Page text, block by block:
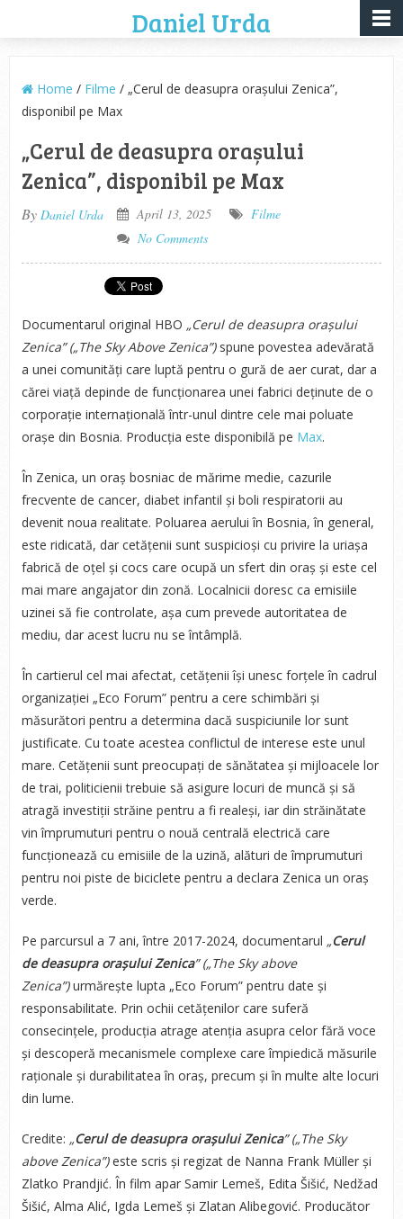
Daniel Urda
Home / Filme / „Cerul de deasupra orașului Zenica”,
disponibil pe Max
„Cerul de deasupra orașului
Zenica”, disponibil pe Max
By Daniel Urda April 13, 2025
Filme
No Comments
Documentarul original HBO „Cerul de deasupra orașului
Zenica” („The Sky Above Zenica”)spune povestea adevărată
a unei comunități care luptă pentru o gură de aer curat, dar a
cărei viață depinde de funcționarea unei fabrici deținute de o
corporație internațională într-unul dintre cele mai poluate
orașe din Bosnia. Producția este disponibilă pe Max.
În Zenica, un oraș bosniac de mărime medie, cazurile
frecvente de cancer, diabet infantil și boli respiratorii au
devenit noua realitate. Poluarea aerului în Bosnia, în general,
este ridicată, dar cetățenii sunt suspicioși cu privire la uriașa
fabrică de oțel și cocs care ocupă un sfert din oraș și este cel
mai mare angajator din zonă. Localnicii doresc ca emisiile
uzinei să fie controlate, așa cum prevede autoritatea de
mediu, dar acest lucru nu se întâmplă.
În cartierul cel mai afectat, cetățenii își unesc forțele în cadrul
organizației „Eco Forum” pentru a cere schimbări și
măsurători pentru a determina dacă suspiciunile lor sunt
justificate. Cu toate acestea conflictul de interese este unul
mare. Cetățenii sunt preocupați de sănătatea și mijloacele lor
de trai, politicienii trebuie să asigure locuri de muncă și să
atragă investiții străine pentru a fi realeși, iar din străinătate
vin împrumuturi pentru o nouă centrală electrică care
funcționează cu emisiile de la uzină, alături de împrumuturi
pentru noi piste de biciclete pentru a declara Zenica un oraș
verde.
Pe parcursul a 7 ani, între 2017-2024, documentarul „Cerul
de deasupra orașului Zenica” („The Sky above
Zenica”)urmărește lupta „Eco Forum” pentru date și
responsabilitate. Prin ochii cetățenilor care suferă
consecințele, producția atrage atenția asupra celor fără voce
și descoperă mecanismele complexe care împiedică măsurile
raționale și durabilitatea în oraș, precum și în multe alte locuri
din lume.
Credite: „Cerul de deasupra orașului Zenica” („The Sky
above Zenica”)este scris și regizat de Nanna Frank Müller și
Zlatko Prandjić. În film apar Samir Lemeš, Edita Šišić, Nedžad
Šišić, Alma Alić, Igda Lemeš și Zlatan Alibegović. Producător